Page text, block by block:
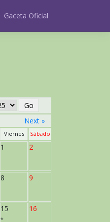
Gaceta Oficial
Next »
Viernes Sábado
1 2
8 9
15
*
16